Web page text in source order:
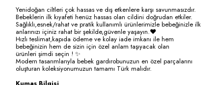
Yenidoğan ciltleri çok hassas ve dış etkenlere karşı savunmasızdır.
Bebeklerin ilk kıyafeti henüz hassas olan cildini doğrudan etkiler.
Sağlıklı,esnek/rahat ve pratik kullanımlı ürünlerimizle bebeğinizle ilk
anlarınızı içiniz rahat bir şekilde,güvenle yaşayın.❤️
Hızlı teslimat,kapıda ödeme ve kolay iade imkanı ile hem
bebeğinizin hem de sizin için özel anlam taşıyacak olan
ürünleri şimdi seçin ! ✨
Modern tasarımlarıyla bebek gardırobunuzun en özel parçalarını
oluşturan koleksiyonumuzun tamamı Türk malıdır.
Kumaş Bilgisi